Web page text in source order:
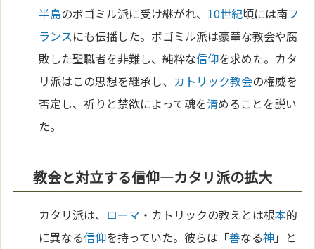
半島のボゴミル派に受け継がれ、 10世紀頃には南フ
ランスにも伝播した。ボゴミル派は豪華な教会や腐
敗した聖職者を非難し、純粋な信仰を求めた。カタ
リ派はこの思想を継承し、 カトリック教会の権威を
否定し、祈りと禁欲によって魂を清めることを説い
た。
教会と対立する信仰—カタリ派の拡大
カタリ派は、 ローマ ・カトリックの教えとは根本的
に異なる信仰を持っていた。彼らは「善なる神」と